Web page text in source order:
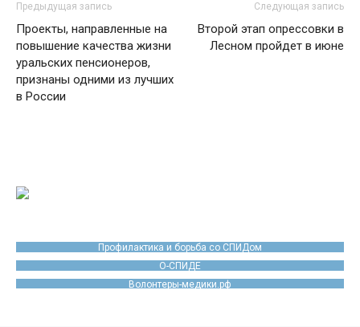
Предыдущая запись
Проекты, направленные на
повышение качества жизни
уральских пенсионеров,
признаны одними из лучших
в России
Следующая запись
Второй этап опрессовки в
Лесном пройдет в июне
Профилактика и борьба со СПИДом
О-СПИДЕ
Волонтеры-медики.рф